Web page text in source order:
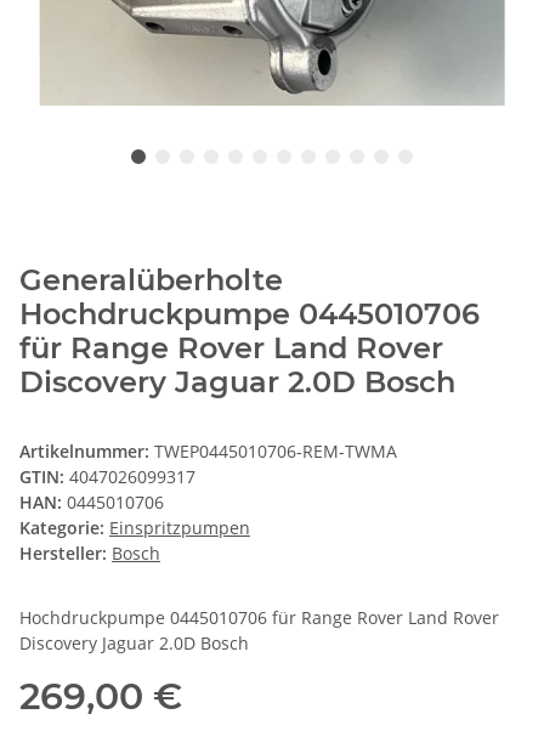
Generalüberholte
Hochdruckpumpe 0445010706
für Range Rover Land Rover
Discovery Jaguar 2.0D Bosch
Artikelnummer: TWEP0445010706-REM-TWMA
GTIN: 4047026099317
HAN: 0445010706
Kategorie: Einspritzpumpen
Hersteller: Bosch
Hochdruckpumpe 0445010706 für Range Rover Land Rover
Discovery Jaguar 2.0D Bosch
269,00 €